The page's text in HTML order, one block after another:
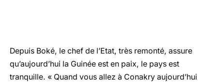
Depuis Boké, le chef de l’Etat, très remonté, assure
qu’aujourd’hui la Guinée est en paix, le pays est
tranquille. « Quand vous allez à Conakry aujourd’hui